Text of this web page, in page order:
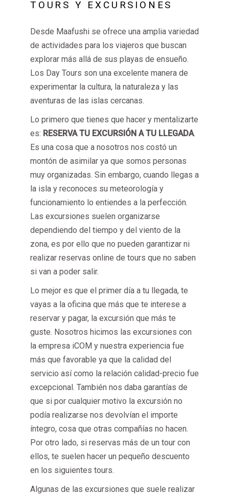
TOURS Y EXCURSIONES
Desde Maafushi se ofrece una amplia variedad
de actividades para los viajeros que buscan
explorar más allá de sus playas de ensueño.
Los Day Tours son una excelente manera de
experimentar la cultura, la naturaleza y las
aventuras de las islas cercanas.
Lo primero que tienes que hacer y mentalizarte
es: RESERVA TU EXCURSIÓN A TU LLEGADA.
Es una cosa que a nosotros nos costó un
montón de asimilar ya que somos personas
muy organizadas. Sin embargo, cuando llegas a
la isla y reconoces su meteorología y
funcionamiento lo entiendes a la perfección.
Las excursiones suelen organizarse
dependiendo del tiempo y del viento de la
zona, es por ello que no pueden garantizar ni
realizar reservas online de tours que no saben
si van a poder salir.
Lo mejor es que el primer día a tu llegada, te
vayas a la oficina que más que te interese a
reservar y pagar, la excursión que más te
guste. Nosotros hicimos las excursiones con
la empresa iCOM y nuestra experiencia fue
más que favorable ya que la calidad del
servicio así como la relación calidad-precio fue
excepcional. También nos daba garantías de
que si por cualquier motivo la excursión no
podía realizarse nos devolvían el importe
íntegro, cosa que otras compañías no hacen.
Por otro lado, si reservas más de un tour con
ellos, te suelen hacer un pequeño descuento
en los siguientes tours.
Algunas de las excursiones que suele realizar